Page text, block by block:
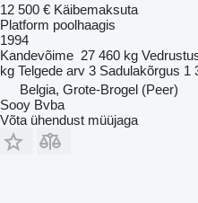
12 500 € Käibemaksuta
Platform poolhaagis
1994
Kandevõime 27 460 kg
kg Telgede arv 3 Sadulakõrgus 1
Belgia, Grote-Brogel (Peer)
Sooy Bvba
Võta ühendust müüjaga